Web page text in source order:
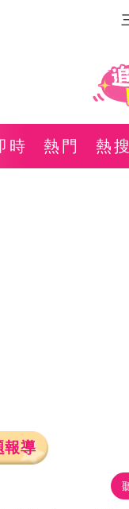
時 熱門 熱搜
報導